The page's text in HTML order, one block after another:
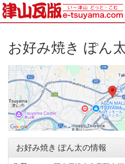
お好み焼き ぽん
お好み焼き ぽん太の情報